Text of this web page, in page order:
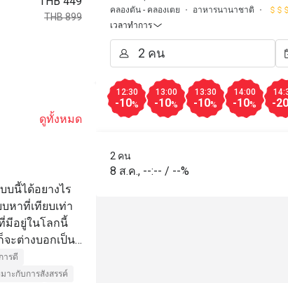
THB 899
ดูทั้งหมด
บนี้ได้อยางไร
หาที่เทียบเท่า
มีอยู่ในโลกนี้
ะต่างบอกเป็น
ครับพี่ๆน้องๆ
กับผมหรือป่าว
ารดี
มาะกับการสังสรรค์
J
คลองตัน - คลองเตย
อาหารนานาชาติ
เวลาทำการ
12:30
-10%
13:00
-10%
13:30
-10%
14:00
-10% -20
2 คน
8 ส.ค., --:-- / --%